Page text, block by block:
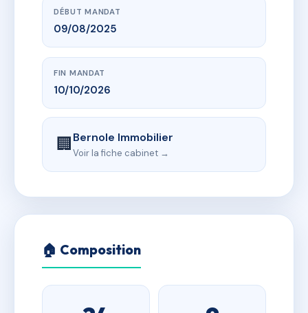
DÉBUT MANDAT
09/08/2025
FIN MANDAT
10/10/2026
🏢Bernole Immobilier
Voir la fiche cabinet →
🏠 Composition